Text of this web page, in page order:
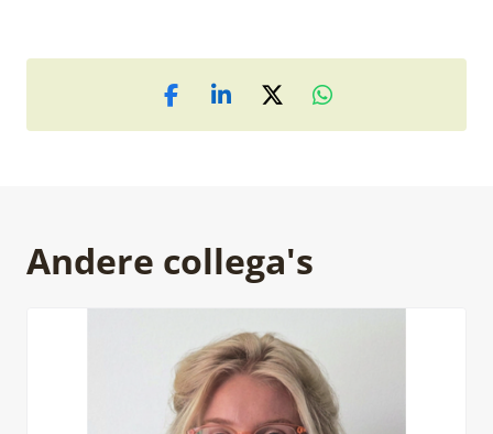
Andere collega's